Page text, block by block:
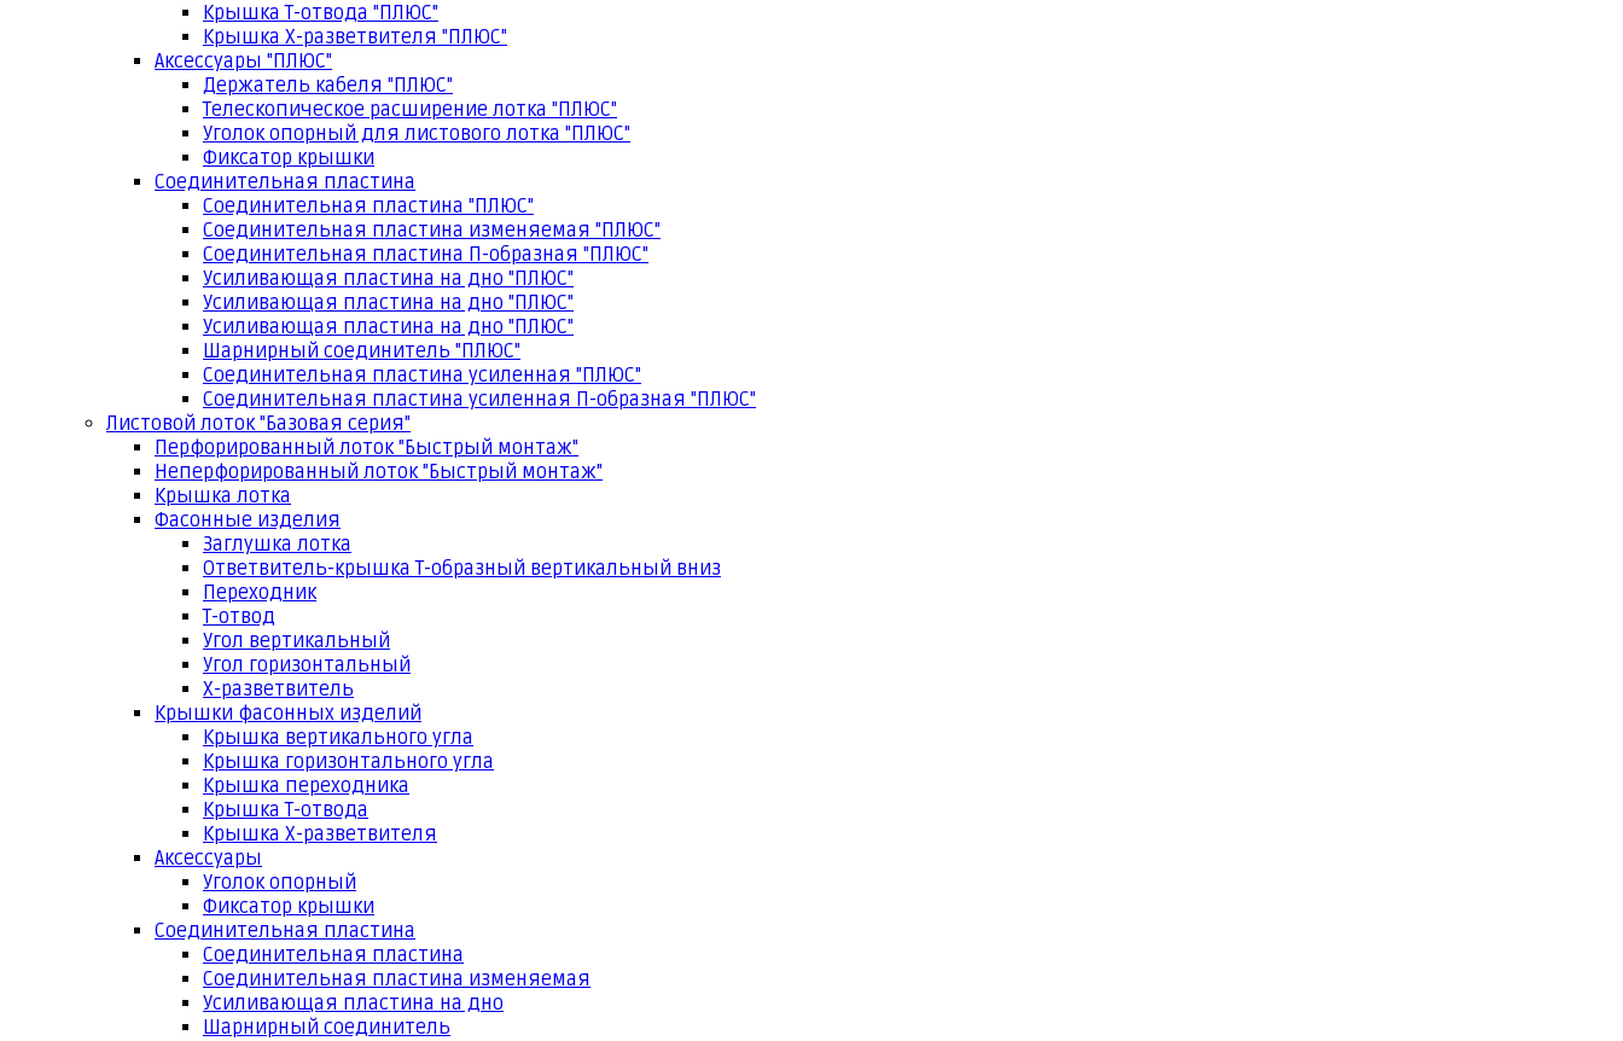
Крышка Т-отвода "ПЛЮС"
Крышка Х-разветвителя "ПЛЮС"
Аксессуары "ПЛЮС"
Держатель кабеля "ПЛЮС"
Телескопическое расширение лотка "ПЛЮС"
Уголок опорный для листового лотка "ПЛЮС"
Фиксатор крышки
Соединительная пластина
Соединительная пластина "ПЛЮС"
Соединительная пластина изменяемая "ПЛЮС"
Соединительная пластина П-образная "ПЛЮС"
Усиливающая пластина на дно "ПЛЮС"
Усиливающая пластина на дно "ПЛЮС"
Усиливающая пластина на дно "ПЛЮС"
Шарнирный соединитель "ПЛЮС"
Соединительная пластина усиленная "ПЛЮС"
Соединительная пластина усиленная П-образная "ПЛЮС"
Листовой лоток "Базовая серия"
Перфорированный лоток "Быстрый монтаж"
Неперфорированный лоток "Быстрый монтаж"
Крышка лотка
Фасонные изделия
Заглушка лотка
Ответвитель-крышка Т-образный вертикальный вниз
Переходник
Т-отвод
Угол вертикальный
Угол горизонтальный
Х-разветвитель
Крышки фасонных изделий
Крышка вертикального угла
Крышка горизонтального угла
Крышка переходника
Крышка Т-отвода
Крышка Х-разветвителя
Аксессуары
Уголок опорный
Фиксатор крышки
Соединительная пластина
Соединительная пластина
Соединительная пластина изменяемая
Усиливающая пластина на дно
Шарнирный соединитель